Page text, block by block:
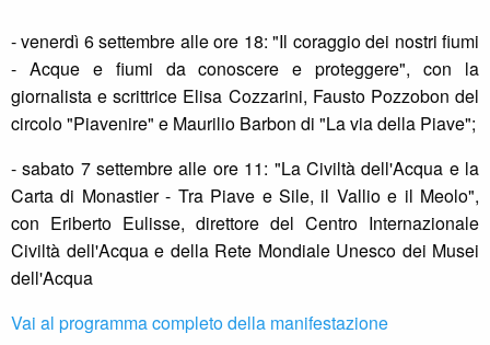
- venerdì 6 settembre alle ore 18: "Il coraggio dei nostri fiumi
- Acque e fiumi da conoscere e proteggere", con la
giornalista e scrittrice Elisa Cozzarini, Fausto Pozzobon del
circolo "Piavenire" e Maurilio Barbon di "La via della Piave";
- sabato 7 settembre alle ore 11: "La Civiltà dell'Acqua e la
Carta di Monastier - Tra Piave e Sile, il Vallio e il Meolo",
con Eriberto Eulisse, direttore del Centro Internazionale
Civiltà dell'Acqua e della Rete Mondiale Unesco dei Musei
dell'Acqua
Vai al programma completo della manifestazione